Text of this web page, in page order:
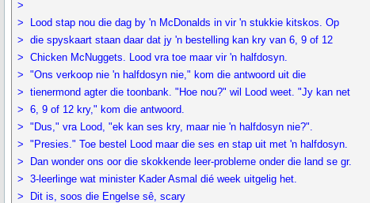
>
> Lood stap nou die dag by 'n McDonalds in vir 'n stukkie kitskos. Op
> die spyskaart staan daar dat jy 'n bestelling kan kry van 6, 9 of 12
> Chicken McNuggets. Lood vra toe maar vir 'n halfdosyn.
> "Ons verkoop nie 'n halfdosyn nie," kom die antwoord uit die
> tienermond agter die toonbank. "Hoe nou?" wil Lood weet. "Jy kan net
> 6, 9 of 12 kry," kom die antwoord.
> "Dus," vra Lood, "ek kan ses kry, maar nie 'n halfdosyn nie?".
> "Presies." Toe bestel Lood maar die ses en stap uit met 'n halfdosyn.
> Dan wonder ons oor die skokkende leer-probleme onder die land se gr.
> 3-leerlinge wat minister Kader Asmal dié week uitgelig het.
> Dit is, soos die Engelse sê, scary